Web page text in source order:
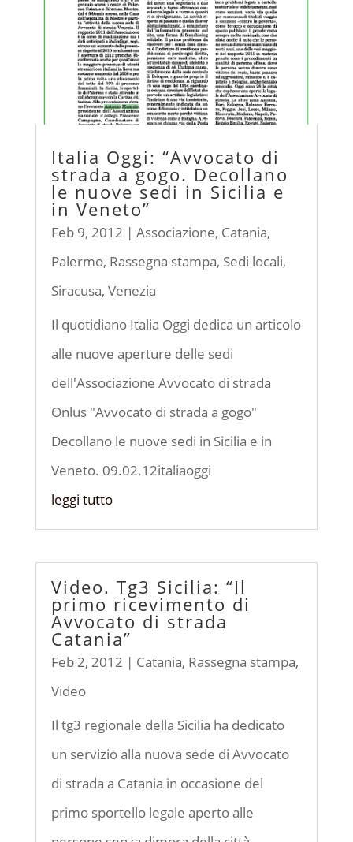
Italia Oggi: “Avvocato di
strada a gogo. Decollano
le nuove sedi in Sicilia e
in Veneto”
Feb 9, 2012 | Associazione, Catania,
Palermo, Rassegna stampa, Sedi locali,
Siracusa, Venezia
Il quotidiano Italia Oggi dedica un articolo
alle nuove aperture delle sedi
dell'Associazione Avvocato di strada
Onlus "Avvocato di strada a gogo"
Decollano le nuove sedi in Sicilia e in
Veneto. 09.02.12italiaoggi
leggi tutto
Video. Tg3 Sicilia: “Il
primo ricevimento di
Avvocato di strada
Catania”
Feb 2, 2012 | Catania, Rassegna stampa,
Video
Il tg3 regionale della Sicilia ha dedicato
un servizio alla nuova sede di Avvocato
di strada a Catania in occasione del
primo sportello legale aperto alle